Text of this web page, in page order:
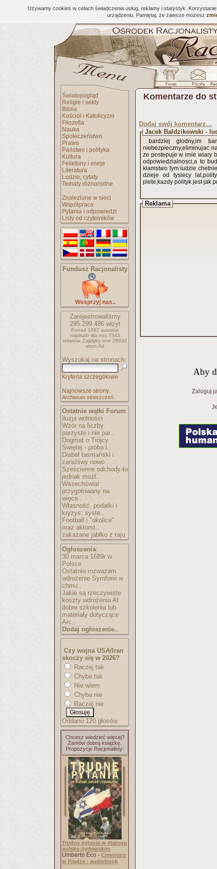
Używamy cookies w celach świadczenia usług, reklamy i statystyk.
urządzeniu. Pamiętaj, że zawsze możesz
Światopogląd
Religie i sekty
Biblia
Kościół i Katolicyzm
Filozofia
Nauka
Społeczeństwo
Prawo
Państwo i polityka
Kultura
Felietony i eseje
Literatura
Ludzie, cytaty
Tematy różnorodne
Znalezione w sieci
Współpraca
Pytania i odpowiedzi
Listy od czytelników
Fundusz Racjonalisty
Wesprzyj nas..
Zarejestrowaliśmy
295.299.486wizyt
Ponad 1062 autorów
napisało dla nas 7343
tekstów. Zajęłyby one 28930
stron A4
Wyszukaj na stronach:
Kryteria szczegółowe
Najnowsze strony..
Archiwum streszczeń..
Ostatnie wątki Forum:
iluzja wolności
Wzór na liczby
parzyste i nie par..
Dogmat o Trójcy
Świętej - próba l..
Diabeł tasmański i
zaraźliwy nowo..
Sześcienne odchody-to
jednak możl..
Wszechświat
przygotowany na
więce..
Własność, podatki i
kryzys: syste..
Football i "okolice"
oraz aktorst..
zakazane jabłko z raju
Ogłoszenia:
30 marca 1689r w
Polsce
Ostatnio rozważam
wdrożenie Symfonii w
chmu..
Jakie są rzeczywiste
koszty wdrożenia AI
dobre szkolenia lub
materiały dotyczące
Arc..
Dodaj ogłoszenie..
Czy wojna USA/Iran
skoczy się w 2026?
Raczej tak
Chyba tak
Nie wiem
Chyba nie
Raczej nie
Oddano 120 głosów.
Chcesz wiedzieć więcej?
Zamów dobrą książkę.
Propozycje Racjonalisty:
Trudne pytania w dialogu
polsko-żydowskim
Umberto Eco - Cmentarz
w Pradze - audiobook
Komentarze do
Dodaj swój komentarz…
Jacek Baldzikowski -
bardziej glodny,im
niebezpieczny,eliminujac
ze postepuje w imie wiary
odpowiedzialnosci,a to
klamstwo tym ludzie chetniej ci uwierza,tlum
dzieje od tysiecy
plete,kazdy polityk jest jak
Reklama
Aby
Zaloguj